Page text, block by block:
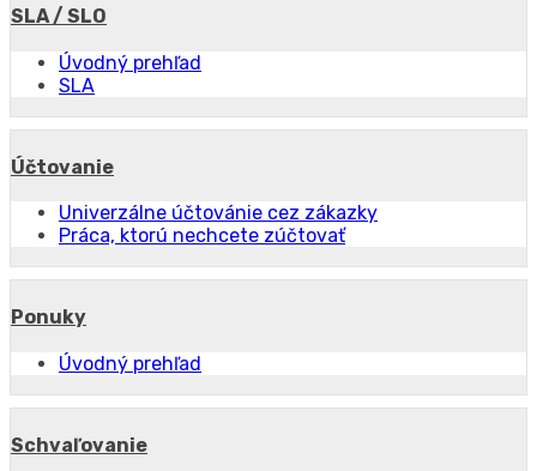
SLA / SLO
Úvodný prehľad
SLA
Účtovanie
Univerzálne účtovánie cez zákazky
Práca, ktorú nechcete zúčtovať
Ponuky
Úvodný prehľad
Schvaľovanie